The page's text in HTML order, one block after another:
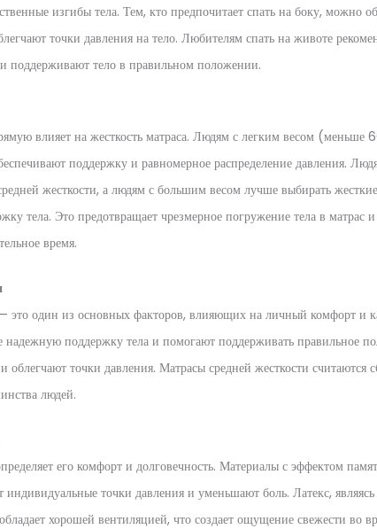
изгибы тела. Тем, кто предпочитает спать на боку, можно
точки давления на тело. Любителям спать на животе
поддерживают тело в правильном положении.
влияет на жесткость матраса. Людям с легким весом (меньше
поддержку и равномерное распределение давления.
жесткости, а людям с большим весом лучше выбирать
тела. Это предотвращает чрезмерное погружение тела в матрас
время.
это один из основных факторов, влияющих на личный комфорт и
надежную поддержку тела и помогают поддерживать правильное
облегчают точки давления. Матрасы средней жесткости
людей.
его комфорт и долговечность. Материалы с эффектом
индивидуальные точки давления и уменьшают боль. Латекс,
хорошей вентиляцией, что создает ощущение свежести во